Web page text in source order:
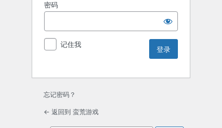
密码
记住我
忘记密码？
← 返回到 蛮荒游戏